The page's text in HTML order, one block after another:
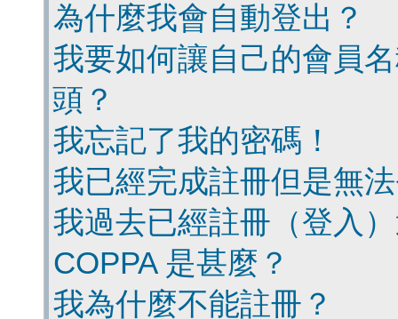
為什麼我會自動登出？
我要如何讓自己的會員
頭？
我忘記了我的密碼！
我已經完成註冊但是無
我過去已經註冊（登入
COPPA 是甚麼？
我為什麼不能註冊？